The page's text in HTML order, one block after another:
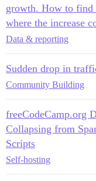
growth. How to find
where the increase
Data & reporting
Sudden drop in
Community Building
freeCodeCamp.org
Collapsing from
Scripts
Self-hosting